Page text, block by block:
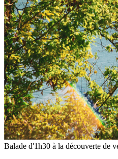
Balade d'1h30 à la découverte de